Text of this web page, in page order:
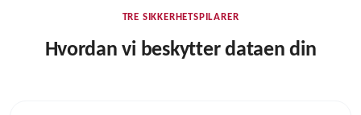
TRE SIKKERHETSPILARER
Hvordan vi beskytter dataen din